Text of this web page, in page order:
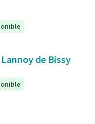
de Bissy